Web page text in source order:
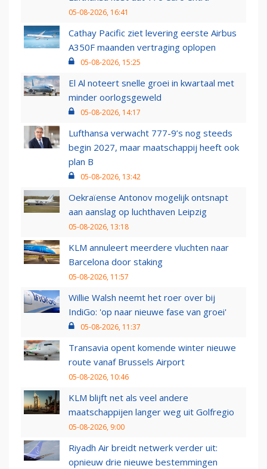
05-08-2026, 16:41
Cathay Pacific ziet levering eerste Airbus
A350F maanden vertraging oplopen
05-08-2026, 15:25
El Al noteert snelle groei in kwartaal met
minder oorlogsgeweld
05-08-2026, 14:17
Lufthansa verwacht 777-9’s nog steeds
begin 2027, maar maatschappij heeft ook
plan B
05-08-2026, 13:42
Oekraïense Antonov mogelijk ontsnapt
aan aanslag op luchthaven Leipzig
05-08-2026, 13:18
KLM annuleert meerdere vluchten naar
Barcelona door staking
05-08-2026, 11:57
Willie Walsh neemt het roer over bij
IndiGo: 'op naar nieuwe fase van groei'
05-08-2026, 11:37
Transavia opent komende winter nieuwe
route vanaf Brussels Airport
05-08-2026, 10:46
KLM blijft net als veel andere
maatschappijen langer weg uit Golfregio
05-08-2026, 9:00
Riyadh Air breidt netwerk verder uit:
opnieuw drie nieuwe bestemmingen